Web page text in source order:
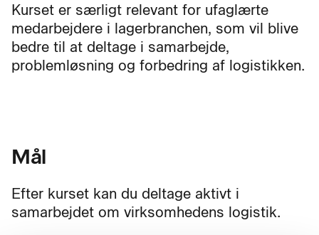
Kurset er særligt relevant for ufaglærte
medarbejdere i lagerbranchen, som vil blive
bedre til at deltage i samarbejde,
problemløsning og forbedring af logistikken.
Mål
Efter kurset kan du deltage aktivt i
samarbejdet om virksomhedens logistik.